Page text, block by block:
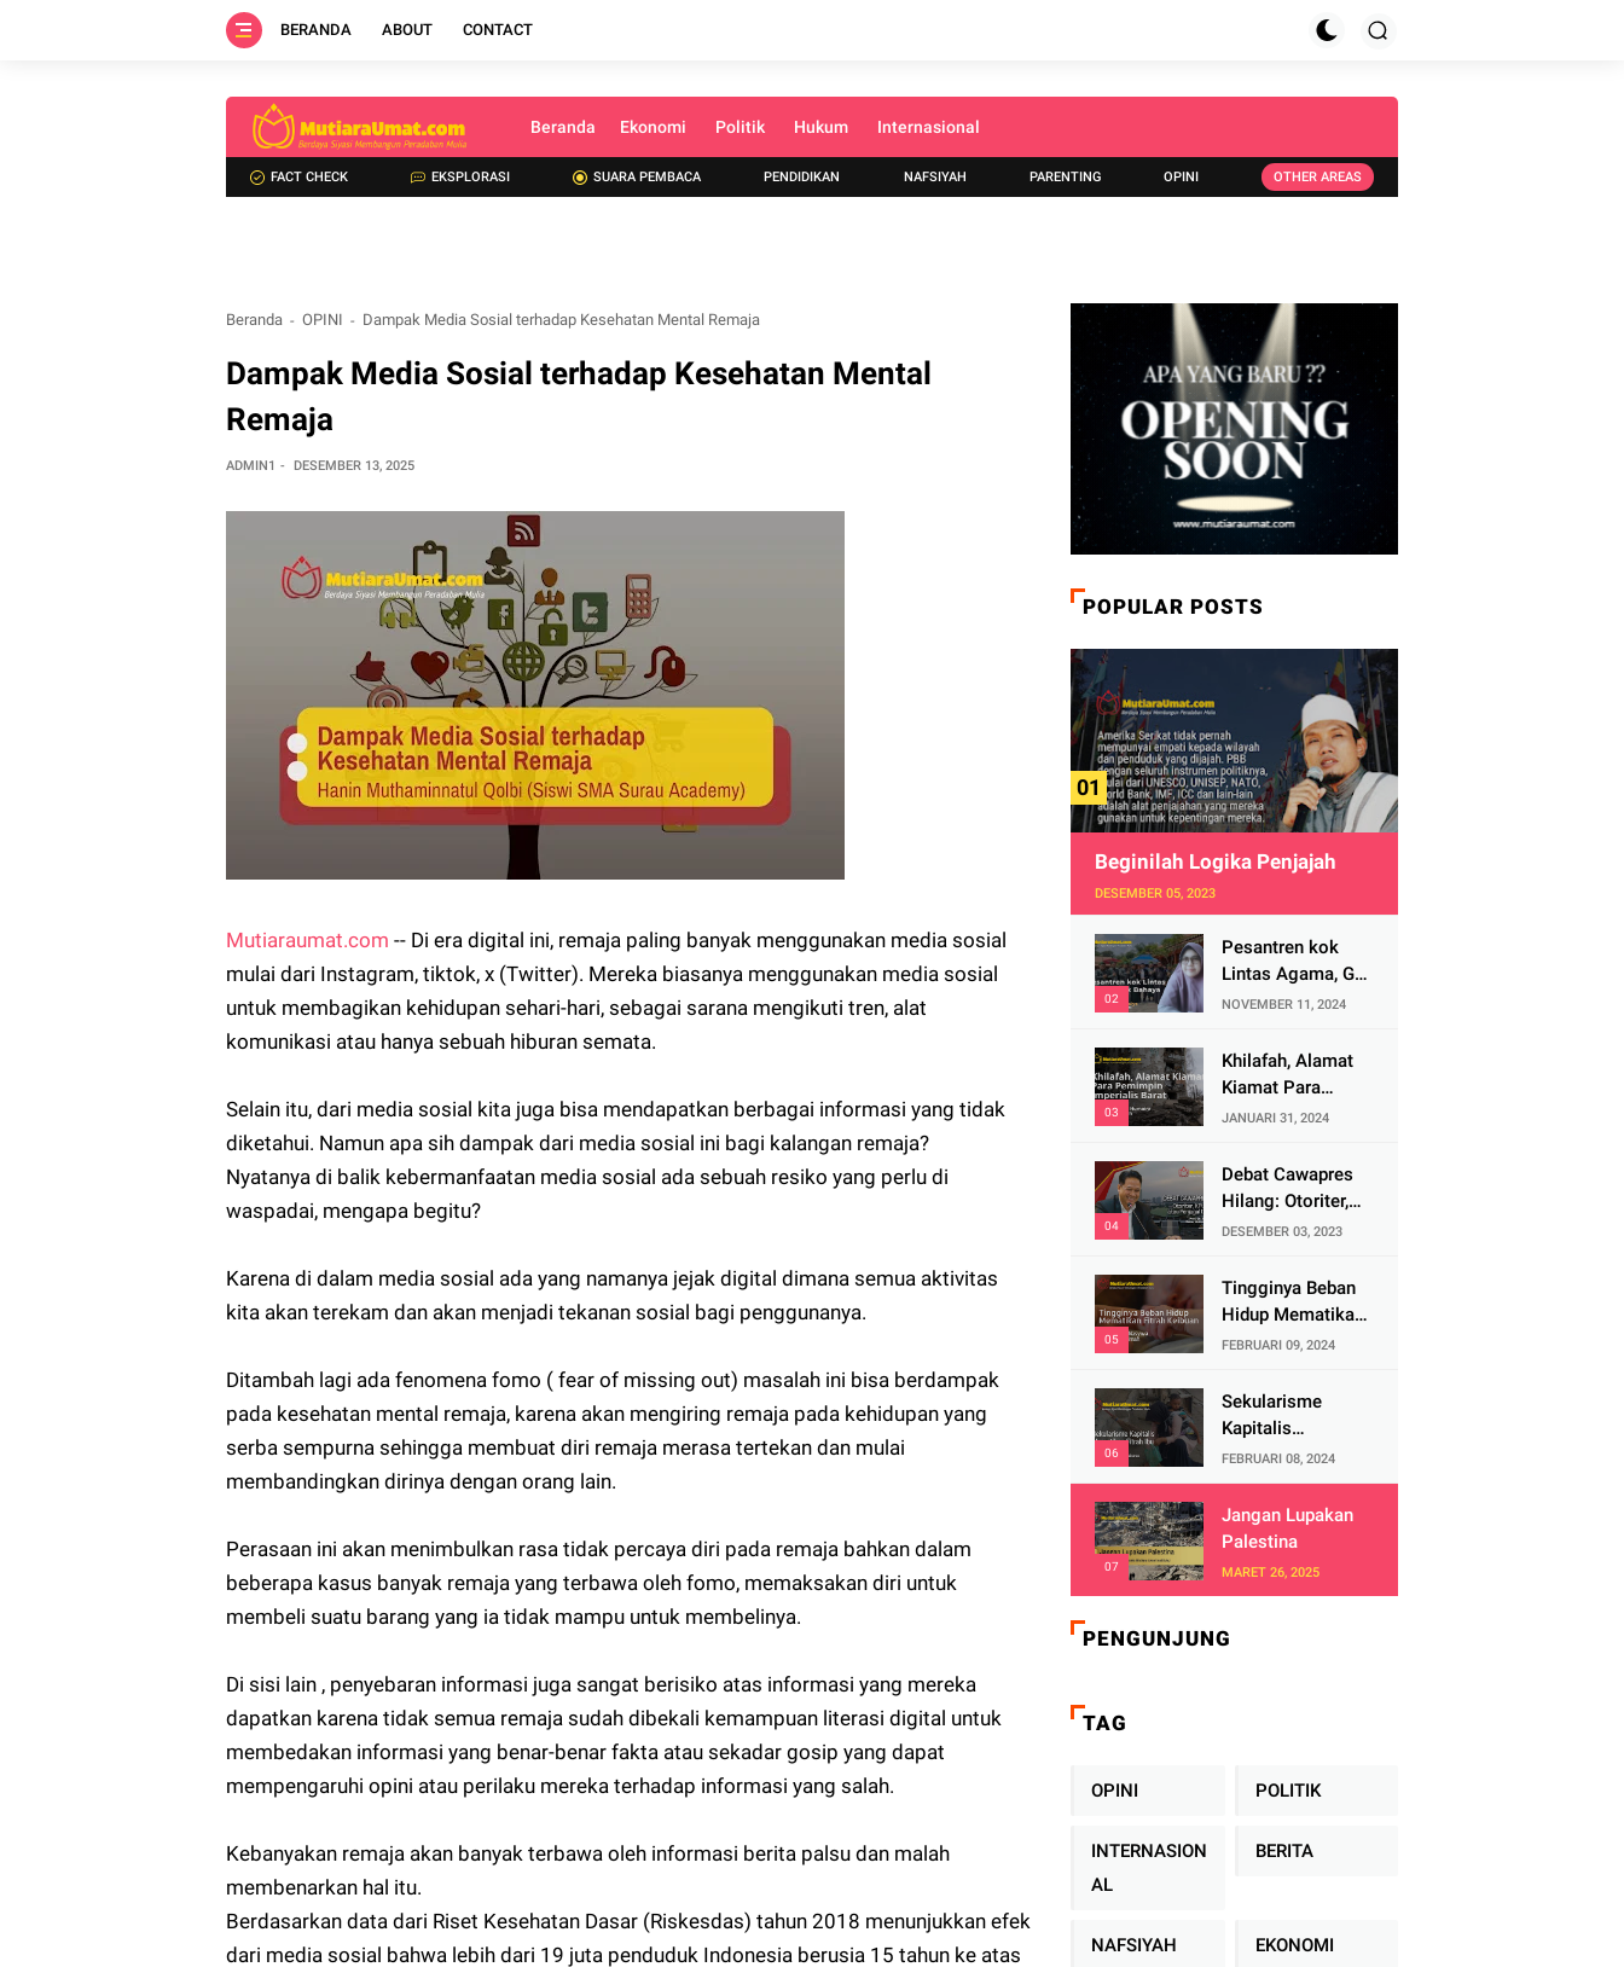
BERANDA ABOUT CONTACT
Beranda Ekonomi Politik Hukum Internasional
FACT CHECK EKSPLORASI SUARA PEMBACA PENDIDIKAN NAFSIYAH PARENTING OPINI OTHER AREAS
Beranda OPINI Dampak Media Sosial terhadap Kesehatan Mental Remaja
Dampak Media Sosial terhadap Kesehatan Mental
Remaja
ADMIN1 DESEMBER 13, 2025
Mutiaraumat.com -- Di era digital ini, remaja paling banyak menggunakan media sosial
mulai dari Instagram, tiktok, x (Twitter). Mereka biasanya menggunakan media sosial
untuk membagikan kehidupan sehari-hari, sebagai sarana mengikuti tren, alat
komunikasi atau hanya sebuah hiburan semata.
Selain itu, dari media sosial kita juga bisa mendapatkan berbagai informasi yang tidak
diketahui. Namun apa sih dampak dari media sosial ini bagi kalangan remaja?
Nyatanya di balik kebermanfaatan media sosial ada sebuah resiko yang perlu di
waspadai, mengapa begitu?
Karena di dalam media sosial ada yang namanya jejak digital dimana semua aktivitas
kita akan terekam dan akan menjadi tekanan sosial bagi penggunanya.
Ditambah lagi ada fenomena fomo ( fear of missing out) masalah ini bisa berdampak
pada kesehatan mental remaja, karena akan mengiring remaja pada kehidupan yang
serba sempurna sehingga membuat diri remaja merasa tertekan dan mulai
membandingkan dirinya dengan orang lain.
Perasaan ini akan menimbulkan rasa tidak percaya diri pada remaja bahkan dalam
beberapa kasus banyak remaja yang terbawa oleh fomo, memaksakan diri untuk
membeli suatu barang yang ia tidak mampu untuk membelinya.
Di sisi lain , penyebaran informasi juga sangat berisiko atas informasi yang mereka
dapatkan karena tidak semua remaja sudah dibekali kemampuan literasi digital untuk
membedakan informasi yang benar-benar fakta atau sekadar gosip yang dapat
mempengaruhi opini atau perilaku mereka terhadap informasi yang salah.
Kebanyakan remaja akan banyak terbawa oleh informasi berita palsu dan malah
membenarkan hal itu.
Berdasarkan data dari Riset Kesehatan Dasar (Riskesdas) tahun 2018 menunjukkan efek
dari media sosial bahwa lebih dari 19 juta penduduk Indonesia berusia 15 tahun ke atas
POPULAR POSTS
Beginilah Logika Penjajah
DESEMBER 05, 2023
Pesantren kok
Lintas Agama, Ga
Bahaya Tah?
NOVEMBER 11, 2024
Khilafah, Alamat
Kiamat Para
Pemimpin
JANUARI 31, 2024
Debat Cawapres
Hilang: Otoriter,
KPU Pengawal
Demokrasi?
DESEMBER 03, 2023
Tingginya Beban
Hidup Mematikan
Fitrah Keibuan
FEBRUARI 09, 2024
Sekularisme
Kapitalis
Mematikan Fitrah
Ibu
FEBRUARI 08, 2024
Jangan Lupakan
Palestina
MARET 26, 2025
PENGUNJUNG
TAG
OPINI POLITIK
INTERNASION
AL
BERITA
NAFSIYAH EKONOMI